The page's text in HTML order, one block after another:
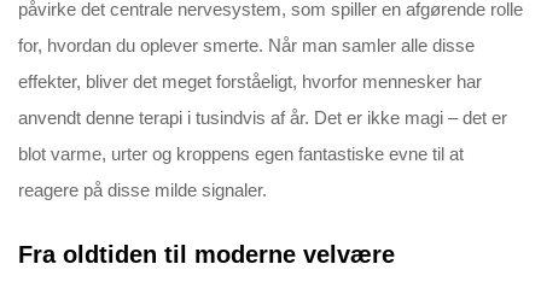
påvirke det centrale nervesystem, som spiller en afgørende rolle
for, hvordan du oplever smerte. Når man samler alle disse
effekter, bliver det meget forståeligt, hvorfor mennesker har
anvendt denne terapi i tusindvis af år. Det er ikke magi – det er
blot varme, urter og kroppens egen fantastiske evne til at
reagere på disse milde signaler.
Fra oldtiden til moderne velvære